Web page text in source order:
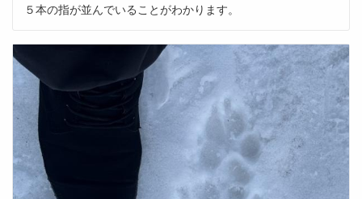
５本の指が並んでいることがわかります。